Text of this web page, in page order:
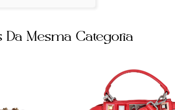
Da Mesma Categoria